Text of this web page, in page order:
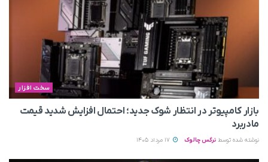
سخت افزار
بازار کامپیوتر در انتظار شوک جدید؛ احتمال افزایش شدید قیمت
مادربرد
نوشته شده توسط نرگس چالوک